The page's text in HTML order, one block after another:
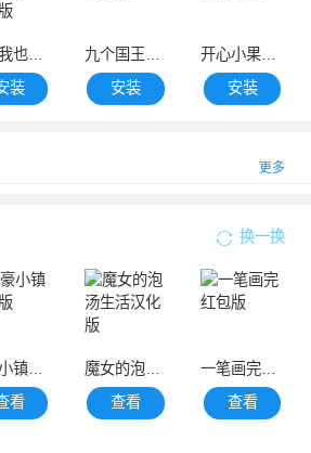
今天我也在监视你2汉化版
装
九个国王汉化版
安装
开心小果园红包版
安装
更多
换一换
富豪小镇赚钱版
看
魔女的泡汤生活汉化版
查看
一笔画完红包版
查看